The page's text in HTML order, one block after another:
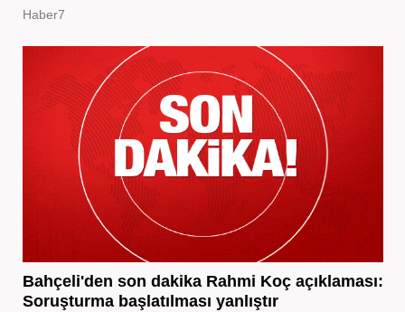
Haber7
Bahçeli'den son dakika Rahmi Koç açıklaması:
Soruşturma başlatılması yanlıştır